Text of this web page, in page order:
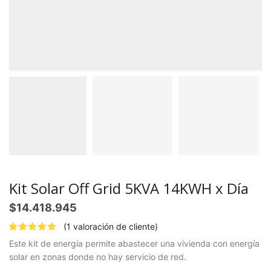
Kit Solar Off Grid 5KVA 14KWH x Día
$14.418.945
(1 valoración de cliente)
Este kit de energía permite abastecer una vivienda con energía
solar en zonas donde no hay servicio de red.